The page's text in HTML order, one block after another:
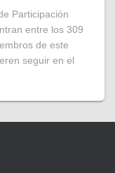
Participación
entre los 309
de este
seguir en el